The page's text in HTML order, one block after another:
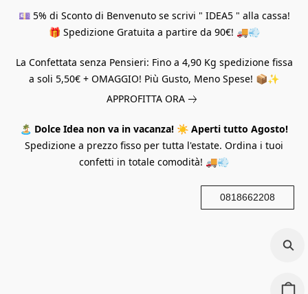
💷 5% di Sconto di Benvenuto se scrivi " IDEA5 " alla cassa!
🎁 Spedizione Gratuita a partire da 90€! 🚚💨
La Confettata senza Pensieri: Fino a 4,90 Kg spedizione fissa
a soli 5,50€ + OMAGGIO! Più Gusto, Meno Spese! 📦✨
APPROFITTA ORA
🏝️ Dolce Idea non va in vacanza! ☀️ Aperti tutto Agosto!
Spedizione a prezzo fisso per tutta l'estate. Ordina i tuoi
confetti in totale comodità! 🚚💨
0818662208